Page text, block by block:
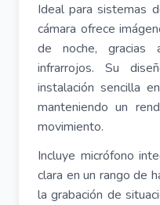
Ideal para sistemas
cámara ofrece
de noche, gracias
infrarrojos. Su
instalación sencilla
manteniendo un
movimiento.
Incluye micrófono
clara en un rango de
la grabación de